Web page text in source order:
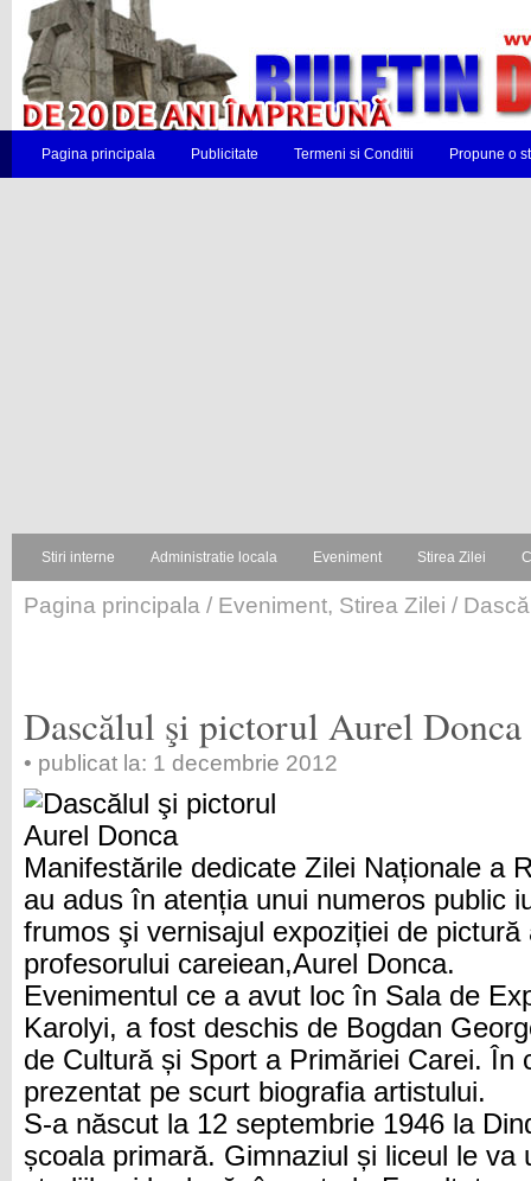
Pagina principala Publicitate Termeni si Conditii Propune o
Stiri interne Administratie locala Eveniment Stirea Zilei
Pagina principala / Eveniment, Stirea Zilei /
Dascălul şi pictorul Aurel Donca
• publicat la: 1 decembrie 2012
Manifestările dedicate Zilei Naționale a
au adus în atenția unui numeros public
frumos şi vernisajul expoziției de pictură
profesorului careiean,Aurel Donca.
Evenimentul ce a avut loc în Sala de
Karolyi, a fost deschis de Bogdan
de Cultură și Sport a Primăriei Carei. În
prezentat pe scurt biografia artistului.
S-a născut la 12 septembrie 1946 la
școala primară. Gimnaziul și liceul le va